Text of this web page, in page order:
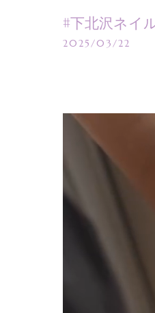
#下北沢ネイ
2025/03/22